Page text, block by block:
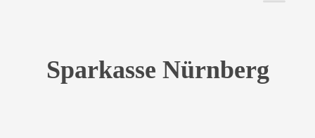
Sparkasse Nürnberg